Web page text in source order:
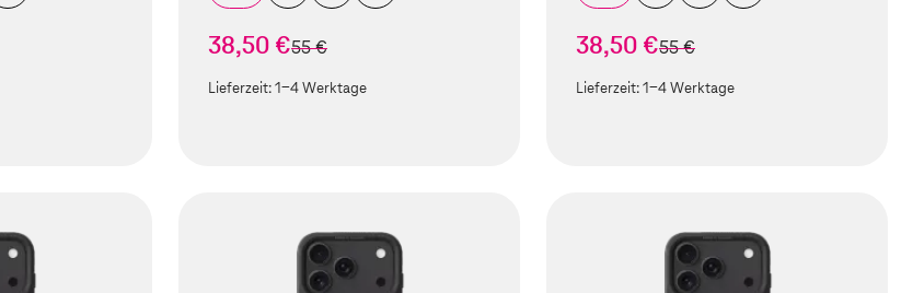
38,50 €statt
55 €
Lieferzeit:1-4 Werktage
38,50 €statt
55 €
Lieferzeit:1-4 Werktage